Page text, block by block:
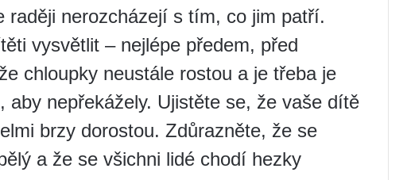
raději nerozcházejí s tím, co jim patří.
vysvětlit – nejlépe předem, před
chloupky neustále rostou a je třeba je
aby nepřekážely. Ujistěte se, že vaše dítě
brzy dorostou. Zdůrazněte, že se
a že se všichni lidé chodí hezky